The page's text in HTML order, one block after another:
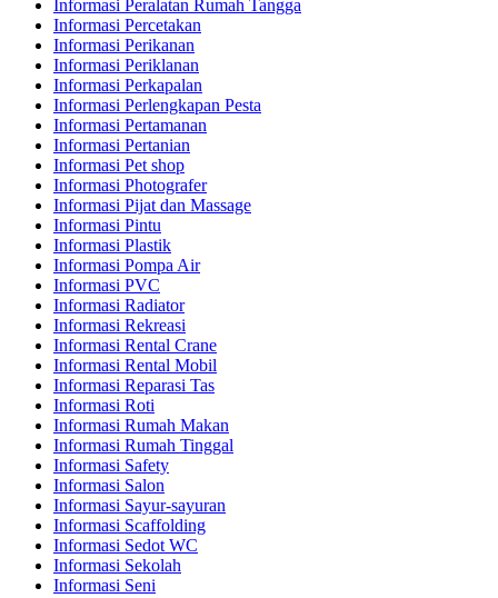
Informasi Peralatan Rumah Tangga
Informasi Percetakan
Informasi Perikanan
Informasi Periklanan
Informasi Perkapalan
Informasi Perlengkapan Pesta
Informasi Pertamanan
Informasi Pertanian
Informasi Pet shop
Informasi Photografer
Informasi Pijat dan Massage
Informasi Pintu
Informasi Plastik
Informasi Pompa Air
Informasi PVC
Informasi Radiator
Informasi Rekreasi
Informasi Rental Crane
Informasi Rental Mobil
Informasi Reparasi Tas
Informasi Roti
Informasi Rumah Makan
Informasi Rumah Tinggal
Informasi Safety
Informasi Salon
Informasi Sayur-sayuran
Informasi Scaffolding
Informasi Sedot WC
Informasi Sekolah
Informasi Seni